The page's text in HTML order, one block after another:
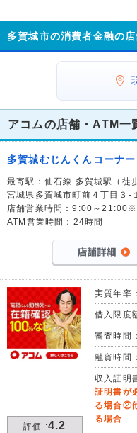
多賀城市の消費者金融の
アコムの店舗・ATM一
多賀城むじんくんコーナー
最寄駅：仙石線 多賀城駅（徒
宮城県多賀城市町前４丁目３-
店舗営業時間：9:00～21:00※
ATM営業時間：24時間
評価 :4.2
実質年率：
借入限度
審査時間：
融資時間：
収入証明
証明書が
る場合②
る場合